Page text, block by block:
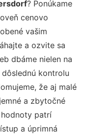
? Ponúkame
cenovo
vašim
a ozvite sa
dbáme nielen na
kontrolu
že aj malé
a zbytočné
patrí
a úprimná